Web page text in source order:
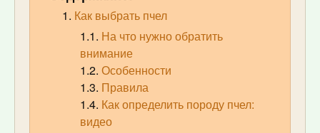
Как выбрать пчел
На что нужно обратить
внимание
Особенности
Правила
Как определить породу пчел:
видео